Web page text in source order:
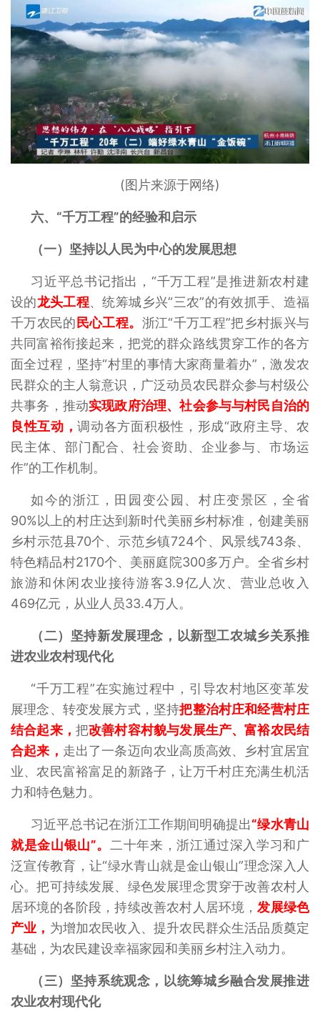
(图片来源于网络)
六、“千万工程”的经验和启示
（一）坚持以人民为中心的发展思想
习近平总书记指出，“千万工程”是推进新农村建
设的龙头工程、统筹城乡兴“三农”的有效抓手、造福
千万农民的民心工程。 浙江“千万工程”把乡村振兴与
共同富裕衔接起来，把党的群众路线贯穿工作的各方
面全过程，坚持“村里的事情大家商量着办”，激发农
民群众的主人翁意识，广泛动员农民群众参与村级公
共事务，推动实现政府治理、社会参与与村民自治的
良性互动，调动各方面积极性，形成“政府主导、农
民主体、部门配合、社会资助、企业参与、市场运
作”的工作机制。
如今的浙江，田园变公园、村庄变景区，全省
90%以上的村庄达到新时代美丽乡村标准，创建美丽
乡村示范县70个、示范乡镇724个、风景线743条、
特色精品村2170个、美丽庭院300多万户。全省乡村
旅游和休闲农业接待游客3.9亿人次、营业总收入
469亿元，从业人员33.4万人。
（二）坚持新发展理念，以新型工农城乡关系推
进农业农村现代化
“千万工程”在实施过程中，引导农村地区变革发
展理念、转变发展方式，坚持把整治村庄和经营村庄
结合起来， 把改善村容村貌与发展生产、富裕农民结
合起来， 走出了一条迈向农业高质高效、乡村宜居宜
业、农民富裕富足的新路子，让万千村庄充满生机活
力和特色魅力。
习近平总书记在浙江工作期间明确提出“绿水青山
就是金山银山”。二十年来，浙江通过深入学习和广
泛宣传教育，让“绿水青山就是金山银山”理念深入人
心。把可持续发展、绿色发展理念贯穿于改善农村人
居环境的各阶段，持续改善农村人居环境，发展绿色
产业， 为增加农民收入、提升农民群众生活品质奠定
基础，为农民建设幸福家园和美丽乡村注入动力。
（三）坚持系统观念，以统筹城乡融合发展推进
农业农村现代化